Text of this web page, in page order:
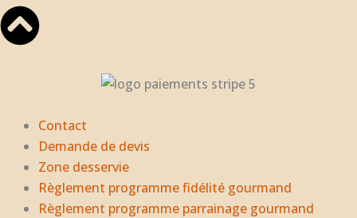
Contact
Demande de devis
Zone desservie
Règlement programme fidélité gourmand
Règlement programme parrainage gourmand